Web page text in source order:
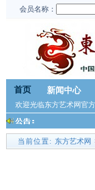
会员名称：
首页 新闻中心
欢迎光临东方艺术网官
当前位置: 东方艺术网